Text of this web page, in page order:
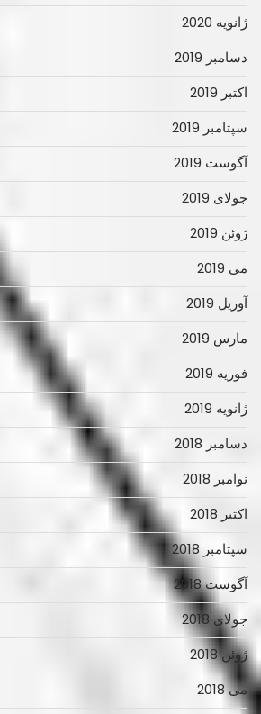
ژانویه 2020
دسامبر 2019
اکتبر 2019
سپتامبر 2019
آگوست 2019
جولای 2019
ژوئن 2019
می 2019
آوریل 2019
مارس 2019
فوریه 2019
ژانویه 2019
دسامبر 2018
نوامبر 2018
اکتبر 2018
سپتامبر 2018
آگوست 2018
جولای 2018
ژوئن 2018
می 2018